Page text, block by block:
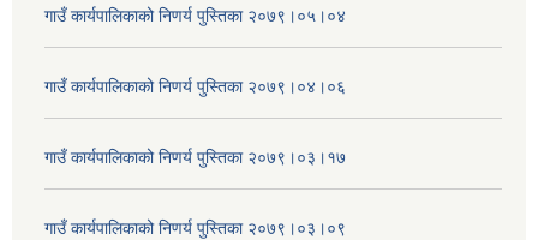
गाउँ कार्यपालिकाको निणर्य पुस्तिका २०७९।०५।०४
गाउँ कार्यपालिकाको निणर्य पुस्तिका २०७९।०४।०६
गाउँ कार्यपालिकाको निणर्य पुस्तिका २०७९।०३।१७
गाउँ कार्यपालिकाको निणर्य पुस्तिका २०७९।०३।०९